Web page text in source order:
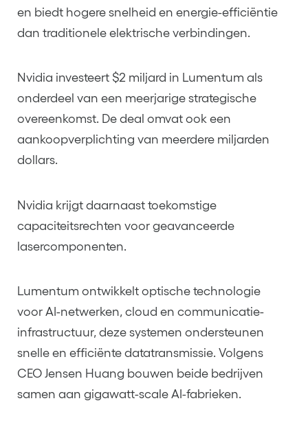
en biedt hogere snelheid en energie-efficiëntie
dan traditionele elektrische verbindingen.
Nvidia investeert $2 miljard in Lumentum als
onderdeel van een meerjarige strategische
overeenkomst. De deal omvat ook een
aankoopverplichting van meerdere miljarden
dollars.
Nvidia krijgt daarnaast toekomstige
capaciteitsrechten voor geavanceerde
lasercomponenten.
Lumentum ontwikkelt optische technologie
voor AI-netwerken, cloud en communicatie-
infrastructuur, deze systemen ondersteunen
snelle en efficiënte datatransmissie. Volgens
CEO Jensen Huang bouwen beide bedrijven
samen aan gigawatt-scale AI-fabrieken.